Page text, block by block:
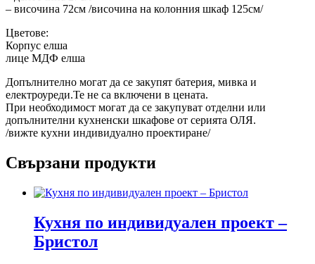
– височина 72см /височина на колонния шкаф 125см/
Цветове:
Корпус елша
лице МДФ елша
Допълнително могат да се закупят батерия, мивка и
електроуреди.Те не са включени в цената.
При необходимост могат да се закупуват отделни или
допълнителни кухненски шкафове от серията ОЛЯ.
/вижте кухни индивидуално проектиране/
Свързани продукти
Кухня по индивидуален проект –
Бристол